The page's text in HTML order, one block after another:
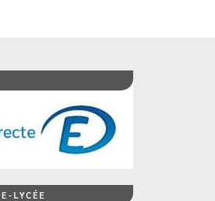
LYCÉE